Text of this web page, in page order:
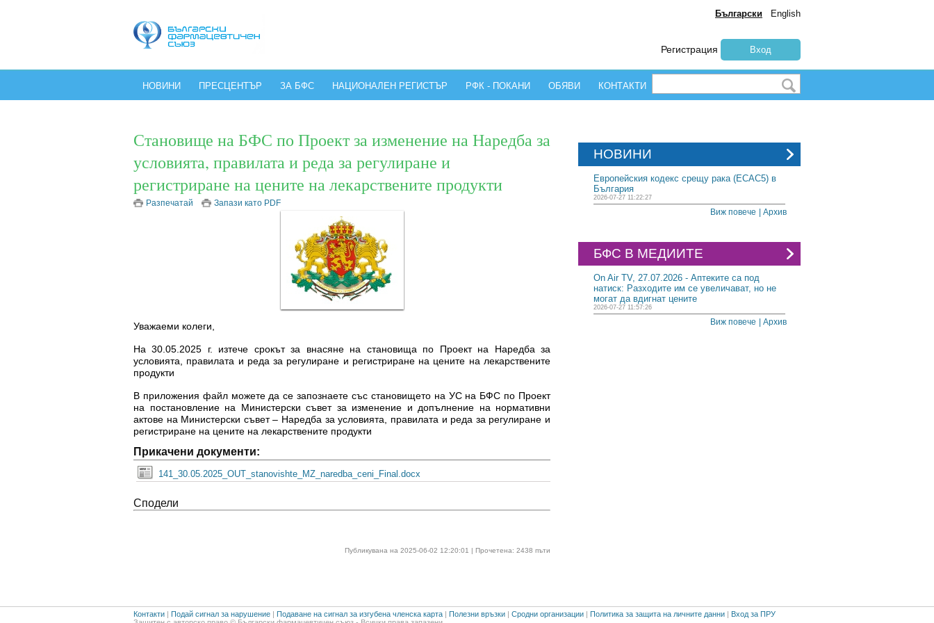
Български English
Регистрация Вход
НОВИНИ ПРЕСЦЕНТЪР ЗА БФС НАЦИОНАЛЕН РЕГИСТЪР РФК - ПОКАНИ ОБЯВИ КОНТАКТИ
Становище на БФС по Проект за изменение на Наредба за
условията, правилата и реда за регулиране и
регистриране на цените на лекарствените продукти
Разпечатай Запази като PDF
Уважаеми колеги,
На 30.05.2025 г. изтече срокът за внасяне на становища по Проект на Наредба за
условията, правилата и реда за регулиране и регистриране на цените на лекарствените
продукти
В приложения файл можете да се запознаете със становището на УС на БФС по Проект
на постановление на Министерски съвет за изменение и допълнение на нормативни
актове на Министерски съвет – Наредба за условията, правилата и реда за регулиране и
регистриране на цените на лекарствените продукти
Прикачени документи:
141_30.05.2025_OUT_stanovishte_MZ_naredba_ceni_Final.docx
Сподели
Публикувана на 2025-06-02 12:20:01 | Прочетена: 2438 пъти
НОВИНИ
Европейския кодекс срещу рака (ECAC5) в
България
2026-07-27 11:22:27
| Архив
Виж повече
БФС В МЕДИИТЕ
On Air TV, 27.07.2026 - Аптеките са под
натиск: Разходите им се увеличават, но не
могат да вдигнат цените
2026-07-27 11:57:26
| Архив
Виж повече
Контакти | Подай сигнал за нарушение | Подаване на сигнал за изгубена членска карта | Полезни връзки | Сродни организации | Политика за защита на личните данни | Вход за ПРУ